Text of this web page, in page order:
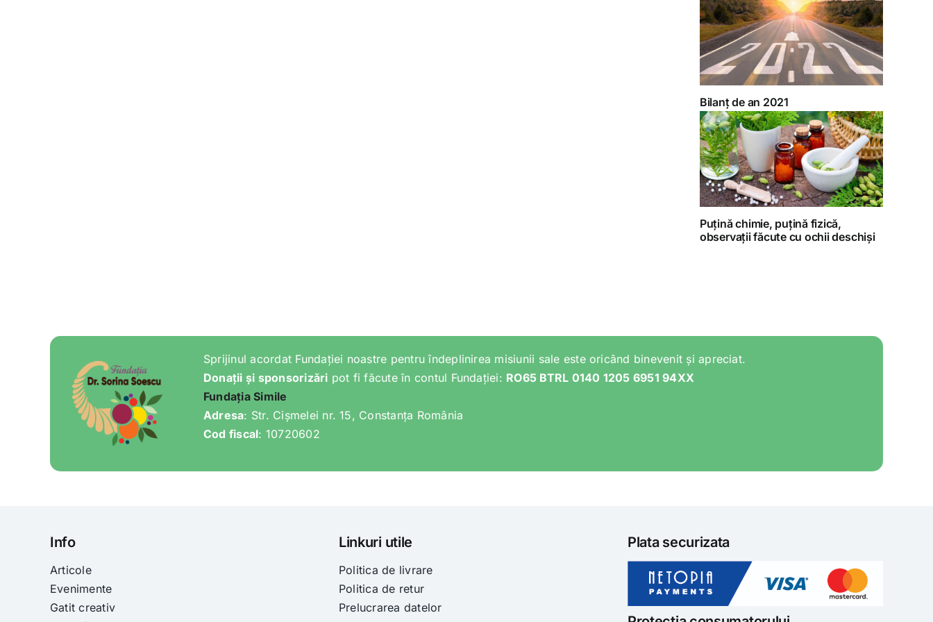
Bilanț de an 2021
Puțină chimie, puțină fizică,
observații făcute cu ochii deschiși
Sprijinul acordat Fundației noastre pentru îndeplinirea misiunii sale este oricând binevenit și apreciat.
Donații și sponsorizări pot fi făcute în contul Fundației: RO65 BTRL 0140 1205 6951 94XX
Fundația Simile
Adresa: Str. Cișmelei nr. 15, Constanța România
Cod fiscal: 10720602
Info
Articole
Evenimente
Gatit creativ
Linkuri utile
Politica de livrare
Politica de retur
Prelucrarea datelor
Plata securizata